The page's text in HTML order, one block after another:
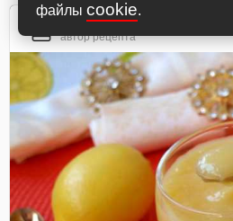
файлы cookie.
Анжелика
автор рецепта